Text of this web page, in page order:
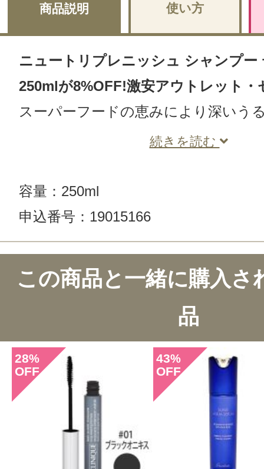
商品説明 使い方
ニュートリプレニッシュ シャンプー
250mlが8%OFF!激安アウトレット・
スーパーフードの恵みにより深いう
続きを読む
容量：250ml
申込番号：19015166
この商品のクチコミ
2件のレビュー
投稿日：2023年09月
Pauline 様
／60代以上
感じた効能：抜け毛予防/頭皮のエイ
トメント効果/さらさら/髪 しっとり/
この商品と一緒に購入さ
品
28%
OFF
43%
OFF